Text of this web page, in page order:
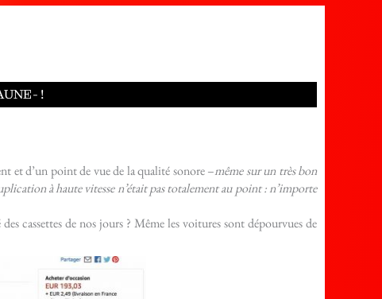
!
et d’un point de vue de la qualité sonore –même sur un très bon
à haute vitesse n’était pas totalement au point : n’importe
cassettes de nos jours ? Même les voitures sont dépourvues de